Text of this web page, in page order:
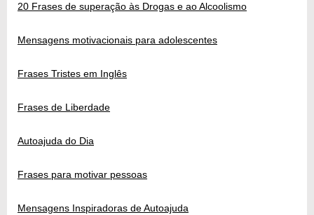
20 Frases de superação às Drogas e ao Alcoolismo
Mensagens motivacionais para adolescentes
Frases Tristes em Inglês
Frases de Liberdade
Autoajuda do Dia
Frases para motivar pessoas
Mensagens Inspiradoras de Autoajuda